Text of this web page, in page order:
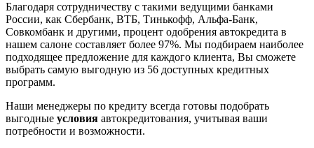
Благодаря сотрудничеству с такими ведущими банками
России, как Сбербанк, ВТБ, Тинькофф, Альфа-Банк,
Совкомбанк и другими, процент одобрения автокредита в
нашем салоне составляет более 97%. Мы подбираем наиболее
подходящее предложение для каждого клиента, Вы сможете
выбрать самую выгодную из 56 доступных кредитных
программ.
Наши менеджеры по кредиту всегда готовы подобрать
выгодные условия автокредитования, учитывая ваши
потребности и возможности.